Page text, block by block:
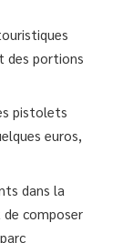
des portions
pistolets
euros,
dans la
composer